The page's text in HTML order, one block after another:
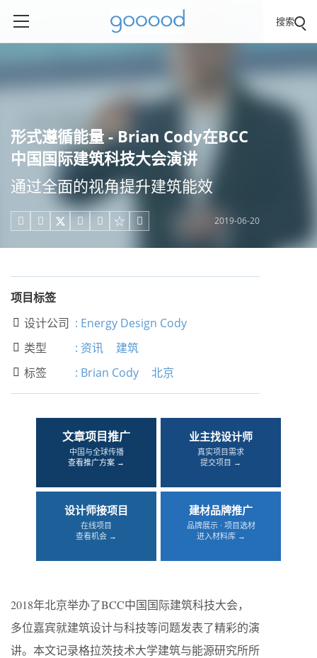
搜索
形式遵循能量 - Brian Cody在BCC
中国国际建筑科技大会演讲
通过全面的视角提升建筑能效
     2019-06-20
项目标签
 设计公司 : Energy Design Cody
 类型 : 资讯 建筑
 标签 : Brian Cody 北京
文章项目推广
中国与全球传播
查看推广方案 →
业主找设计师
真实项目需求
提交项目 →
设计师接项目
在线项目
查看机会 →
建材品牌推广
品牌展示 · 项目选材
进入材料库 →
2018年北京举办了BCC中国国际建筑科技大会，
多位嘉宾就建筑设计与科技等问题发表了精彩的演
讲。本文记录格拉茨技术大学建筑与能源研究所所